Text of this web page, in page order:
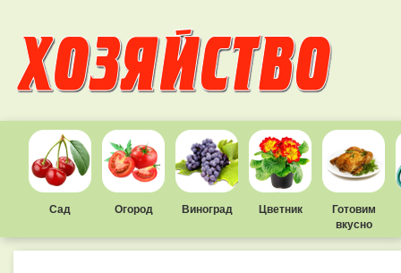
Сад Огород Виноград Цветник
Готовим
вкусно